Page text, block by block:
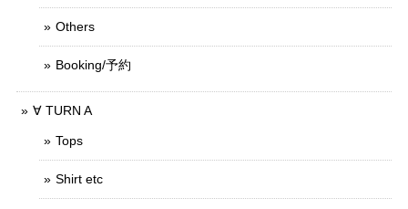
Others
Booking/予約
∀ TURN A
Tops
Shirt etc